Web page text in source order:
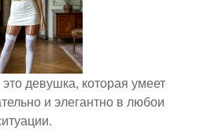
девушка, которая умеет
и элегантно в любои